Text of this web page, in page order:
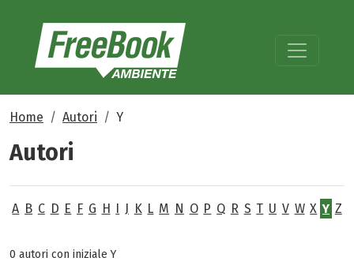
Home Autori Y
Autori
A B C D E F G H I J K L M N O P Q R S T U V W X Y Z
0 autori con iniziale Y